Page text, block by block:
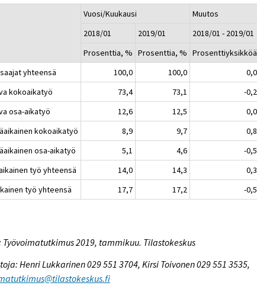
Vuosi/Kuukausi
Muutos
2018/01
2019/01
2018/01 - 2019/01
Prosenttia, % Prosenttia, % Prosenttiyksikköä
yhteensä
100,0 100,0
0,0
kokoaikatyö
73,4 73,1
-0,2
osa-aikatyö
12,6 12,5
0,0
kokoaikatyö
8,9 9,7
0,8
osa-aikatyö
5,1 4,6
-0,5
työ yhteensä
14,0 14,3
0,3
työ yhteensä
17,7 17,2 -0,5
Työvoimatutkimus 2019, tammikuu. Tilastokeskus
Henri Lukkarinen 029 551 3704, Kirsi Toivonen 029 551 3535,